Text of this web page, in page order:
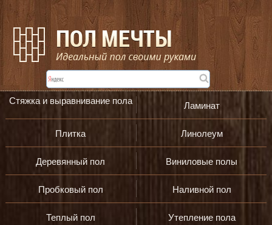
Стяжка и выравнивание пола Ламинат
Плитка Линолеум
Деревянный пол Виниловые полы
Пробковый пол Наливной пол
Теплый пол Утепление пола